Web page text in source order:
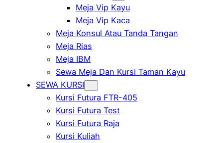
Meja Vip Kayu
Meja Vip Kaca
Meja Konsul Atau Tanda Tangan
Meja Rias
Meja IBM
Sewa Meja Dan Kursi Taman Kayu
SEWA KURSI
Kursi Futura FTR-405
Kursi Futura Test
Kursi Futura Raja
Kursi Kuliah